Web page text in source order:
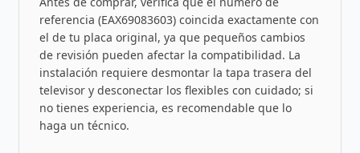
referencia (EAX69083603) coincida exactamente con
el de tu placa original, ya que pequeños cambios
de revisión pueden afectar la compatibilidad. La
instalación requiere desmontar la tapa trasera del
televisor y desconectar los flexibles con cuidado; si
no tienes experiencia, es recomendable que lo
haga un técnico.